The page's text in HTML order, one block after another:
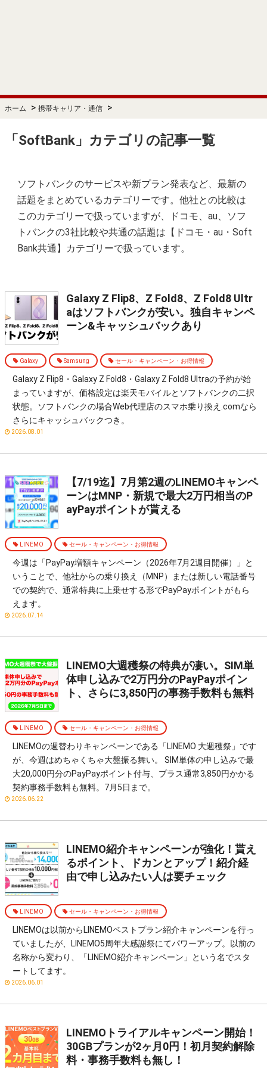
ホーム > 携帯キャリア・通信 >
「SoftBank」カテゴリの記事一覧
ソフトバンクのサービスや新プラン発表など、最新の
話題をまとめているカテゴリーです。他社との比較は
このカテゴリーで扱っていますが、ドコモ、au、ソフ
トバンクの3社比較や共通の話題は【ドコモ・au・Soft
Bank共通】カテゴリーで扱っています。
Galaxy Z Flip8、Z Fold8、Z Fold8 Ultr
aはソフトバンクが安い。独自キャンペ
ーン&キャッシュバックあり
Galaxy Samsung セール・キャンペーン・お得情報
Galaxy Z Flip8・Galaxy Z Fold8・Galaxy Z Fold8 Ultraの予約が始
まっていますが、価格設定は楽天モバイルとソフトバンクの二択
状態。ソフトバンクの場合Web代理店のスマホ乗り換え.comなら
さらにキャッシュバックつき。
2026.08.01
【7/19迄】7月第2週のLINEMOキャンペ
ーンはMNP・新規で最大2万円相当のP
ayPayポイントが貰える
LINEMO セール・キャンペーン・お得情報
今週は「PayPay増額キャンペーン（2026年7月2週目開催）」と
いうことで、他社からの乗り換え（MNP）または新しい電話番号
での契約で、通常特典に上乗せする形でPayPayポイントがもら
えます。
2026.07.14
LINEMO大週穫祭の特典が凄い。SIM単
体申し込みで2万円分のPayPayポイン
ト、さらに3,850円の事務手数料も無料
LINEMO セール・キャンペーン・お得情報
LINEMOの週替わりキャンペーンである「LINEMO 大週穫祭」です
が、今週はめちゃくちゃ大盤振る舞い。 SIM単体の申し込みで最
大20,000円分のPayPayポイント付与、プラス通常3,850円かかる
契約事務手数料も無料。7月5日まで。
2026.06.22
LINEMO紹介キャンペーンが強化！貰え
るポイント、ドカンとアップ！紹介経
由で申し込みたい人は要チェック
LINEMO セール・キャンペーン・お得情報
LINEMOは以前からLINEMOベストプラン紹介キャンペーンを行っ
ていましたが、LINEMO5周年大感謝祭にてパワーアップ。以前の
名称から変わり、「LINEMO紹介キャンペーン」という名でスタ
ートしてます。
2026.06.01
LINEMOトライアルキャンペーン開始！
30GBプランが2ヶ月0円！初月契約解除
料・事務手数料も無し！